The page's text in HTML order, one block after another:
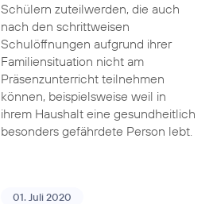
Schülern zuteilwerden, die auch
nach den schrittweisen
Schulöffnungen aufgrund ihrer
Familiensituation nicht am
Präsenzunterricht teilnehmen
können, beispielsweise weil in
ihrem Haushalt eine gesundheitlich
besonders gefährdete Person lebt.
01. Juli 2020